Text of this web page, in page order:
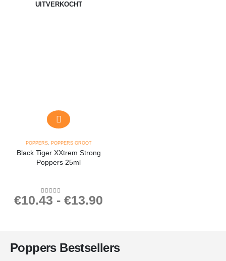
UITVERKOCHT
POPPERS, POPPERS GROOT
Black Tiger XXtrem Strong
Poppers 25ml
0 out of 5
€10.43 - €13.90
Poppers Bestsellers